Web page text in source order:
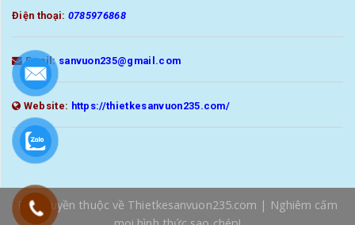
Điện thoại: 0785976868
Email: sanvuon235@gmail.com
Website: https://thietkesanvuon235.com/
Bản Quyền thuộc về Thietkesanvuon235.com | Nghiêm cấm